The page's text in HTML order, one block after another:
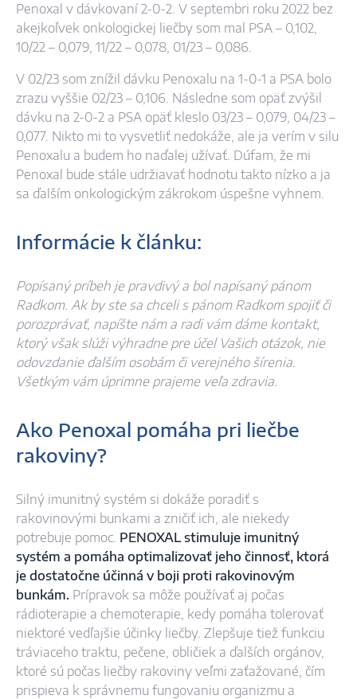
Penoxal v dávkovaní 2-0-2. V septembri roku 2022 bez
akejkoľvek onkologickej liečby som mal PSA – 0,102,
10/22 – 0,079, 11/22 – 0,078, 01/23 – 0,086.
V 02/23 som znížil dávku Penoxalu na 1-0-1 a PSA bolo
zrazu vyššie 02/23 – 0,106. Následne som opäť zvýšil
dávku na 2-0-2 a PSA opäť kleslo 03/23 – 0,079, 04/23 –
0,077. Nikto mi to vysvetliť nedokáže, ale ja verím v silu
Penoxalu a budem ho naďalej užívať. Dúfam, že mi
Penoxal bude stále udržiavať hodnotu takto nízko a ja
sa ďalším onkologickým zákrokom úspešne vyhnem.
Informácie k článku:
Popísaný príbeh je pravdivý a bol napísaný pánom
Radkom. Ak by ste sa chceli s pánom Radkom spojiť či
porozprávať, napíšte nám a radi vám dáme kontakt,
ktorý však slúži výhradne pre účel Vašich otázok, nie
odovzdanie ďalším osobám či verejného šírenia.
Všetkým vám úprimne prajeme veľa zdravia.
Ako Penoxal pomáha pri liečbe
rakoviny?
Silný imunitný systém si dokáže poradiť s
rakovinovými bunkami a zničiť ich, ale niekedy
potrebuje pomoc. PENOXAL stimuluje imunitný
systém a pomáha optimalizovať jeho činnosť, ktorá
je dostatočne účinná v boji proti rakovinovým
bunkám. Prípravok sa môže používať aj počas
rádioterapie a chemoterapie, kedy pomáha tolerovať
niektoré vedľajšie účinky liečby. Zlepšuje tiež funkciu
tráviaceho traktu, pečene, obličiek a ďalších orgánov,
ktoré sú počas liečby rakoviny veľmi zaťažované, čím
prispieva k správnemu fungovaniu organizmu a